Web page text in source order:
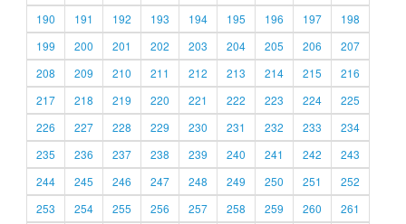
190
191 192 193 194 195 196 197
198
199
200 201 202 203 204 205 206
207
208
209 210 211 212 213 214 215
216
217
218 219 220 221 222 223 224
225
226
227 228 229 230 231 232 233
234
235
236 237 238 239 240 241 242
243
244
245 246 247 248 249 250 251
252
253
254 255 256 257 258 259 260
261